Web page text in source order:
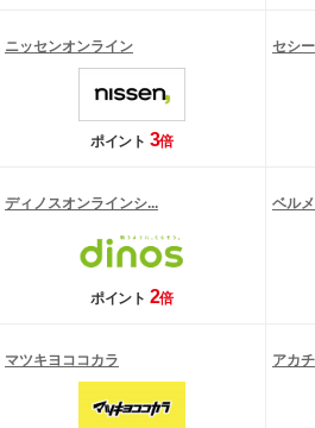
ニッセンオンライン
ポイント 3倍
セシ
ディノスオンラインシ...
ポイント 2倍
ベル
マツキヨココカラ アカ